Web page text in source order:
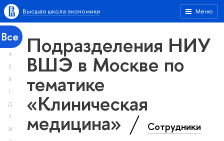
Меню
Высшая школа экономики
Все
А
Б
В
Г
Д
Е
Ж
Подразделения НИУ
ВШЭ в Москве по
тематике
«Клиническая
медицина» Сотрудники